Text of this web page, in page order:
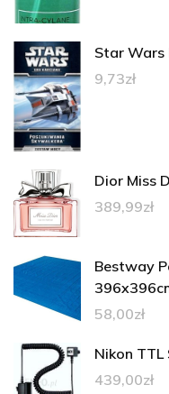
Star Wars
9,73zł
Dior Miss
389,99zł
Bestway
58,00zł
Nikon TTL
439,00zł